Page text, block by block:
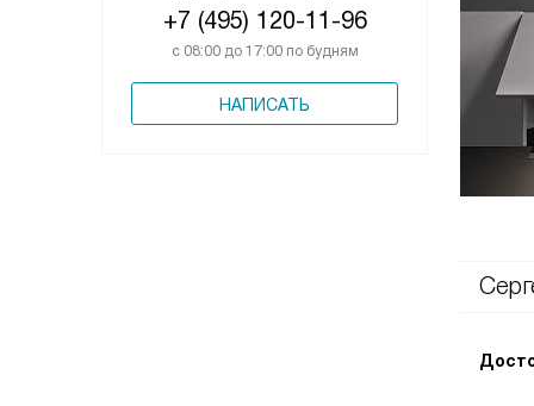
+7 (495) 120-11-96
с 08:00 до 17:00 по будням
НАПИСАТЬ